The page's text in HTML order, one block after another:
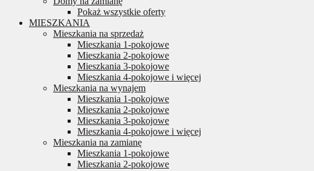
Pokaż wszystkie oferty
MIESZKANIA
Mieszkania na sprzedaż
Mieszkania 1-pokojowe
Mieszkania 2-pokojowe
Mieszkania 3-pokojowe
Mieszkania 4-pokojowe i więcej
Mieszkania na wynajem
Mieszkania 1-pokojowe
Mieszkania 2-pokojowe
Mieszkania 3-pokojowe
Mieszkania 4-pokojowe i więcej
Mieszkania na zamianę
Mieszkania 1-pokojowe
Mieszkania 2-pokojowe